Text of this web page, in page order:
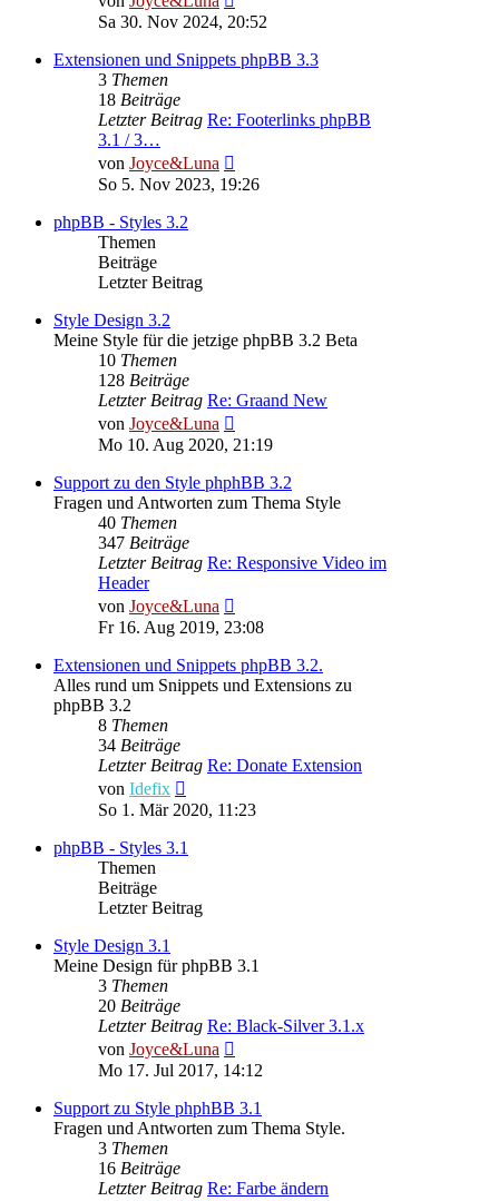
Beitrag
Sa 30. Nov 2024, 20:52
Extensionen und Snippets phpBB 3.3
3 Themen
18 Beiträge
Letzter Beitrag Re: Footerlinks phpBB
3.1 / 3…
von Joyce&Luna
Beitrag
So 5. Nov 2023, 19:26
phpBB - Styles 3.2
Themen
Beiträge
Letzter Beitrag
Style Design 3.2
Meine Style für die jetzige phpBB 3.2 Beta
10 Themen
128 Beiträge
Letzter Beitrag Re: Graand New
von Joyce&Luna
Beitrag
Mo 10. Aug 2020, 21:19
Support zu den Style phphBB 3.2
Fragen und Antworten zum Thema Style
40 Themen
347 Beiträge
Letzter Beitrag Re: Responsive Video im
Header
von Joyce&Luna
Beitrag
Fr 16. Aug 2019, 23:08
Extensionen und Snippets phpBB 3.2.
Alles rund um Snippets und Extensions zu
phpBB 3.2
8 Themen
34 Beiträge
Letzter Beitrag Re: Donate Extension
von Idefix
Beitrag
So 1. Mär 2020, 11:23
phpBB - Styles 3.1
Themen
Beiträge
Letzter Beitrag
Style Design 3.1
Meine Design für phpBB 3.1
3 Themen
20 Beiträge
Letzter Beitrag Re: Black-Silver 3.1.x
von Joyce&Luna
Beitrag
Mo 17. Jul 2017, 14:12
Support zu Style phphBB 3.1
Fragen und Antworten zum Thema Style.
3 Themen
16 Beiträge
Letzter Beitrag Re: Farbe ändern